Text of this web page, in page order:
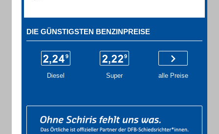
DIE GÜNSTIGSTEN BENZINPREISE
Diesel Super alle Preise